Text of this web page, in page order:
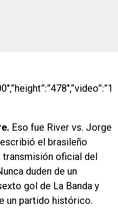
Eso fue River vs. Jorge
el brasileño
transmisión oficial del
duden de un
gol de La Banda y
un partido histórico.